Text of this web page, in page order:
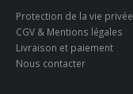
Protection de la vie privée
CGV & Mentions légales
Livraison et paiement
Nous contacter